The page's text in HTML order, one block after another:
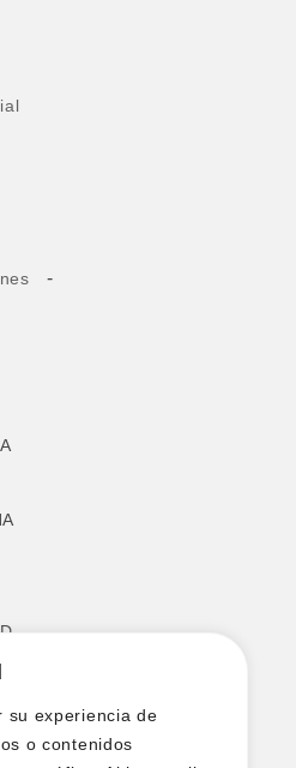
su experiencia de
o contenidos
-